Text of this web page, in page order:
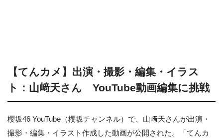
【てんカメ】出演・撮影・編集・イラス
ト：山﨑天さん YouTube動画編集に挑戦
櫻坂46 YouTube（櫻坂チャンネル）で、山﨑天さんが出演・
撮影・編集・イラスト作成した動画が公開された。「てんカ